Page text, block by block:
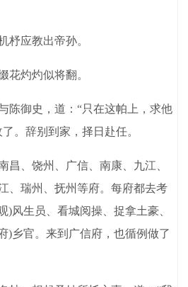
应教出帝孙。
灼灼似将翻。
御史，道：“只在这帕上，求他
。辞别到家，择日赴任。
、饶州、广信、南康、九江、
、瑞州、抚州等府。每府都去考
)风生员、看城阅操、捉拿土豪、
)乡官。来到广信府，也循例做了